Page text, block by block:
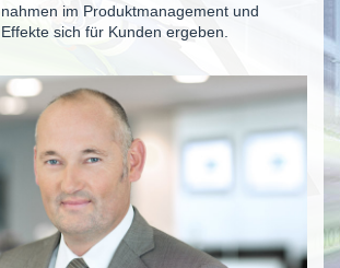
im Produktmanagement und
sich für Kunden ergeben.